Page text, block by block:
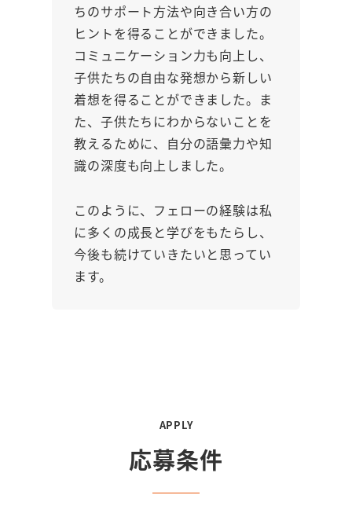
ちのサポート方法や向き合い方の
ヒントを得ることができました。
コミュニケーション力も向上し、
子供たちの自由な発想から新しい
着想を得ることができました。ま
た、子供たちにわからないことを
教えるために、自分の語彙力や知
識の深度も向上しました。
このように、フェローの経験は私
に多くの成長と学びをもたらし、
今後も続けていきたいと思ってい
ます。
APPLY
応募条件